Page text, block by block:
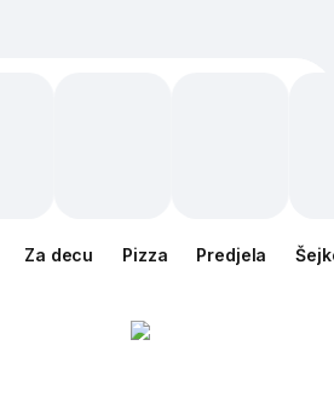
Za decu Pizza Predjela